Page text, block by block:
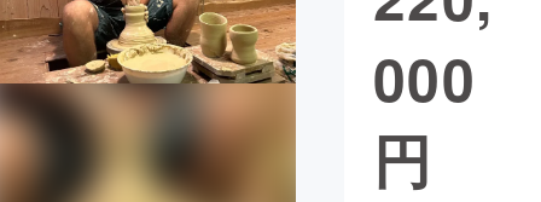
テクノロジー・ガジェット ゲーム・サ
映像・映画 書籍・雑誌
000
円